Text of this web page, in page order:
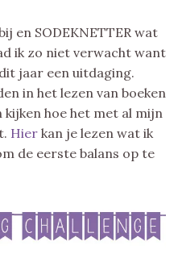
en SODEKNETTER wat
ik zo niet verwacht want
jaar een uitdaging.
in het lezen van boeken
kijken hoe het met al mijn
Hier kan je lezen wat ik
de eerste balans op te